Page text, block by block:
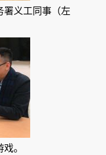
署义工同事（左
。